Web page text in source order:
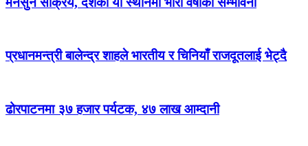
प्रधानमन्त्री बालेन्द्र शाहले भारतीय र चिनियाँ राजदूतलाई भेट्दै
ढोरपाटनमा ३७ हजार पर्यटक, ४७ लाख आम्दानी